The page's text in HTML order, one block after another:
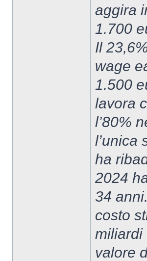
aggira
1.700
Il
wage
1.500
lavora
l’80%
l’unica
ha
2024
34
costo
miliardi
valore